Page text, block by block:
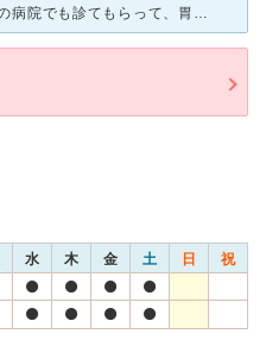
胃が痛くて診てもらいました。他の病院でも診てもらって、胃カメラで異常なく、胃炎と診断されてました。やはり、ここでも胃炎と言われました。なかなか治らず、いろいろ薬を変えましたがダメでした。千葉大出身で、
水 木 金 土 日 祝